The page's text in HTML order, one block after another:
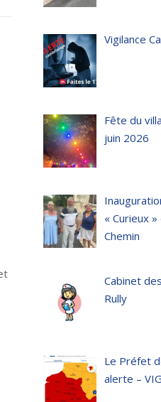
Vigilance
Fête du
juin 2026
« Curieux »
Chemin
Cabinet
Rully
Le Préfet
alerte –